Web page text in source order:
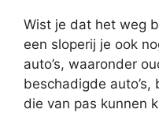
Wist je dat het weg
een sloperij je ook
auto’s, waaronder
beschadigde
die van pas kunnen